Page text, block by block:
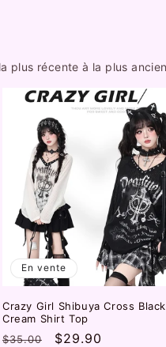
En vente
Crazy Girl Shibuya Cross Black
Cream Shirt Top
Prix
$35.00
Prix
$29.90